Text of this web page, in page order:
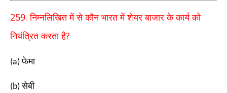
259.निम्नलिखित में से कौन भारत में शेयर बाजार के कार्य को
नियंत्रित करता है?
(a)फेमा
(b)सेबी